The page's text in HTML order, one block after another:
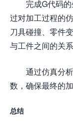
完成G代码
过对加工过程的
刀具碰撞、零件
与工件之间的关
通过仿真分
数，确保最终的
总结